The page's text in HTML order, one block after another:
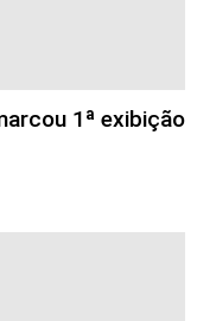
1ª exibição